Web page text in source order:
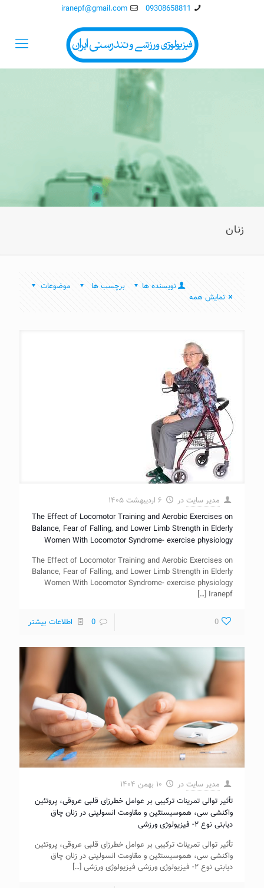
09308658811
iranepf@gmail.com
زنان
موضوعات برچسب ها
نویسنده ها
نمایش همه
مدیر سایت در
۶ اردیبهشت ۱۴۰۵
The Effect of Locomotor Training and Aerobic Exercises on
Balance, Fear of Falling, and Lower Limb Strength in Elderly
Women With Locomotor Syndrome- exercise physiology
The Effect of Locomotor Training and Aerobic Exercises on
Balance, Fear of Falling, and Lower Limb Strength in Elderly
Women With Locomotor Syndrome- exercise physiology
Iranepf
[…]
0
0 اطلاعات بیشتر
مدیر سایت در
۱۰ بهمن ۱۴۰۴
تأثیر توالی تمرینات ترکیبی بر عوامل خطرزای قلبی عروقی، پروتئین
واکنشی سی، هموسیستئین و مقاومت انسولینی در زنان چاق
دیابتی نوع ۲- فیزیولوژی ورزشی
تأثیر توالی تمرینات ترکیبی بر عوامل خطرزای قلبی عروقی، پروتئین
واکنشی سی، هموسیستئین و مقاومت انسولینی در زنان چاق
دیابتی نوع ۲- فیزیولوژی ورزشی فیزیولوژی ورزشی
[…]